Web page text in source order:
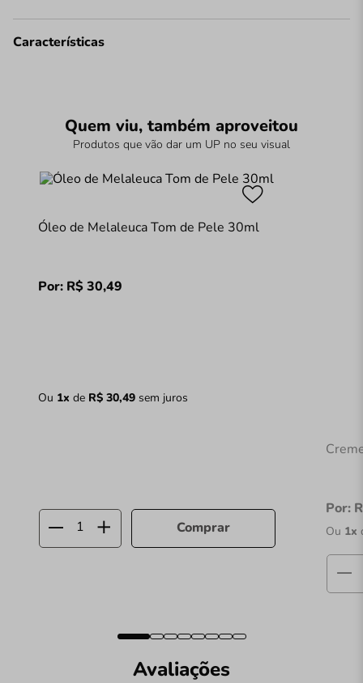
Características
Quem viu, também aproveitou
Produtos que vão dar um UP no seu visual
Óleo de Melaleuca Tom de Pele 30ml
Por: R$30,49
Ou 1x de R$ 30,49sem juros
Comprar
Por:
Ou 1x
Avaliações